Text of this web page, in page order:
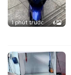
1 phút trước 6